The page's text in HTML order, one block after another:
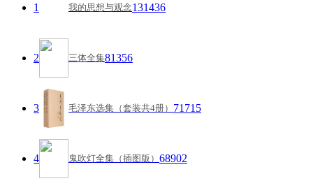
1 我的思想与观念131436
2 三体全集81356
3 毛泽东选集（套装共4册） 71715
4 鬼吹灯全集（插图版） 68902